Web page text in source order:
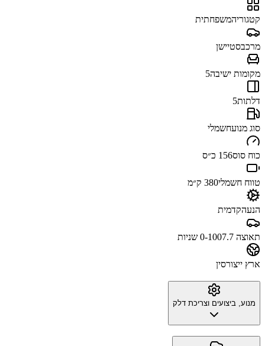
קטגוריהמשפחתית
מרכבסטיישן
מקומות ישיבה5
דלתות5
סוג מנועחשמלי
כוח סוס156 כ״ס
טווח חשמלי380 ק״מ
הנעהקדמית
תאוצה 0-100 7.7 שניות
ארץ ייצורסין
מנוע, ביצועים וצריכת דלק